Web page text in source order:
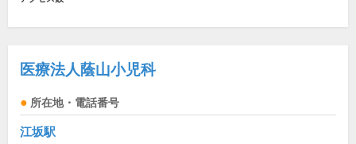
医療法人蔭山小児科
所在地・電話番号
江坂駅